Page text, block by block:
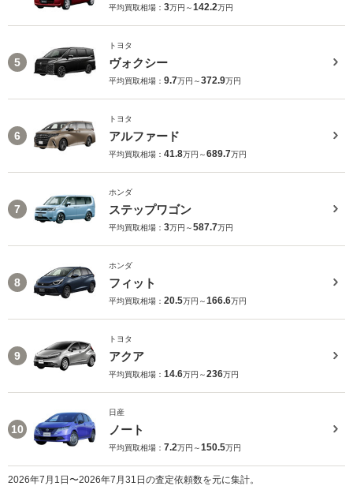
平均買取相場： 3万円～142.2万円
5
トヨタ
ヴォクシー
平均買取相場： 9.7万円～372.9万円
6
トヨタ
アルファード
平均買取相場： 41.8万円～689.7万円
7
ホンダ
ステップワゴン
平均買取相場： 3万円～587.7万円
8
ホンダ
フィット
平均買取相場： 20.5万円～166.6万円
9
トヨタ
アクア
平均買取相場： 14.6万円～236万円
10
日産
ノート
平均買取相場： 7.2万円～150.5万円
2026年7月1日〜2026年7月31日の査定依頼数を元に集計。